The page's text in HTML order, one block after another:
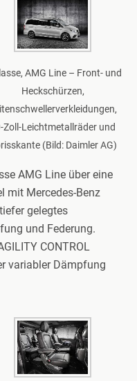
AMG Line – Front- und
Heckschürzen,
Zoll-Leichtmetallräder und
(Bild: Daimler AG)
AMG Line über eine
mit Mercedes-Benz
gelegtes
und Federung.
CONTROL
variabler Dämpfung